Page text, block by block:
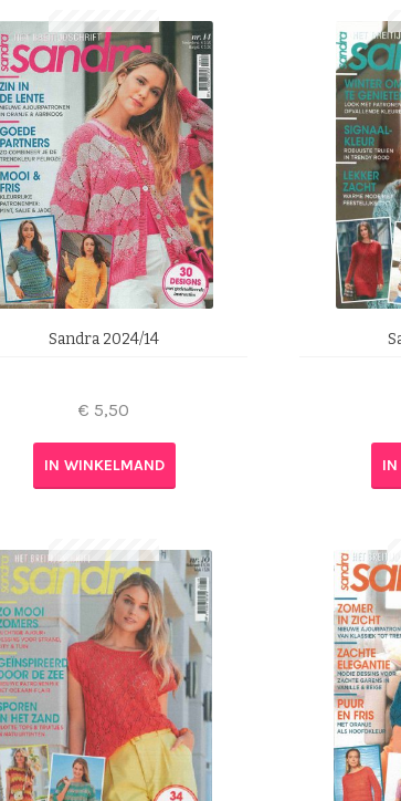
Sandra 2024/14
€ 5,50
IN WINKELMAND